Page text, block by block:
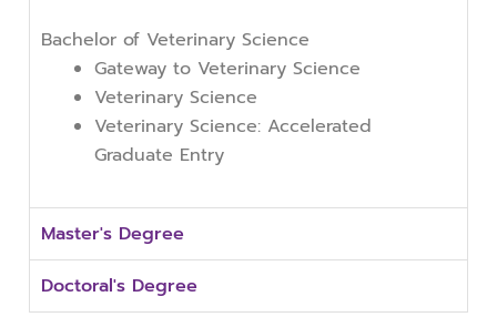
Bachelor of Veterinary Science
Gateway to Veterinary Science
Veterinary Science
Veterinary Science: Accelerated
Graduate Entry
Master's Degree
Doctoral's Degree